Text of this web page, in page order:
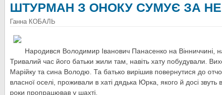
ШТУРМАН З ОНОКУ СУМУЄ ЗА
Ганна КОБАЛЬ
Народився Володимир Іванович Панасенко на Вінниччині,
Тривалий час його батьки жили там, навіть хату побудували.
Марійку та сина Володю. Та батько вирішив повернутися до
власної оселі, проживали в хаті дядька Юрка, якого й досі звуть
роки пропрацював у шахті.